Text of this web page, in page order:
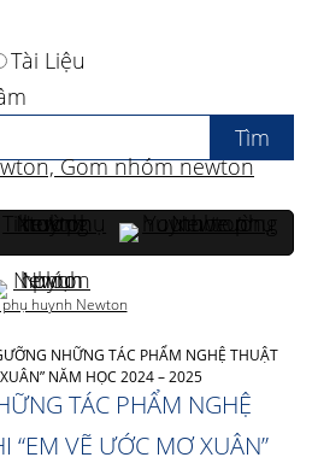
NHỮNG TÁC PHẨM NGHỆ THUẬT
NĂM HỌC 2024 – 2025
TÁC PHẨM NGHỆ
“EM VẼ ƯỚC MƠ XUÂN”
Tài Liệu
huynh Newton